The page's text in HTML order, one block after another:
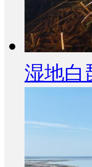
湿地白